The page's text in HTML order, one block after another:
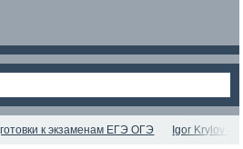
к экзаменам ЕГЭ ОГЭ Igor Krylov -